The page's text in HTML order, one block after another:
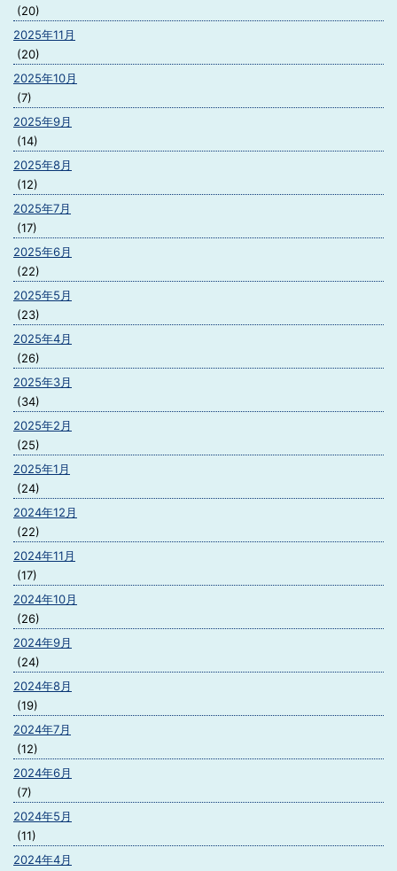
(20)
2025年11月
(20)
2025年10月
(7)
2025年9月
(14)
2025年8月
(12)
2025年7月
(17)
2025年6月
(22)
2025年5月
(23)
2025年4月
(26)
2025年3月
(34)
2025年2月
(25)
2025年1月
(24)
2024年12月
(22)
2024年11月
(17)
2024年10月
(26)
2024年9月
(24)
2024年8月
(19)
2024年7月
(12)
2024年6月
(7)
2024年5月
(11)
2024年4月